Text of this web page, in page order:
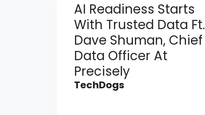
AI Readiness Starts
With Trusted Data Ft.
Dave Shuman, Chief
Data Officer At
Precisely
TechDogs